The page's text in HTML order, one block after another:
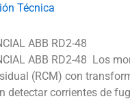
Técnica
ABB RD2-48
ABB RD2-48 Los
(RCM) con
detectar corrientes de